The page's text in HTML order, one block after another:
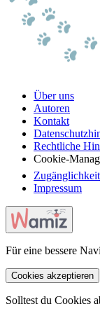
Über uns
Autoren
Kontakt
Rechtliche
Cookie-
Zugänglichkeit
Impressum
Für eine bessere
Cookies akzeptieren
Solltest du Cookies